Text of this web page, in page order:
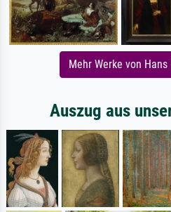
Mehr Werke von
Auszug aus